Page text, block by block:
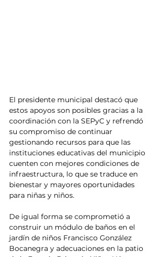
El presidente municipal destacó que
estos apoyos son posibles gracias a la
coordinación con la SEPyC y refrendó
su compromiso de continuar
gestionando recursos para que las
instituciones educativas del municipio
cuenten con mejores condiciones de
infraestructura, lo que se traduce en
bienestar y mayores oportunidades
para niñas y niños.
De igual forma se comprometió a
construir un módulo de baños en el
jardín de niños Francisco González
Bocanegra y adecuaciones en la patio